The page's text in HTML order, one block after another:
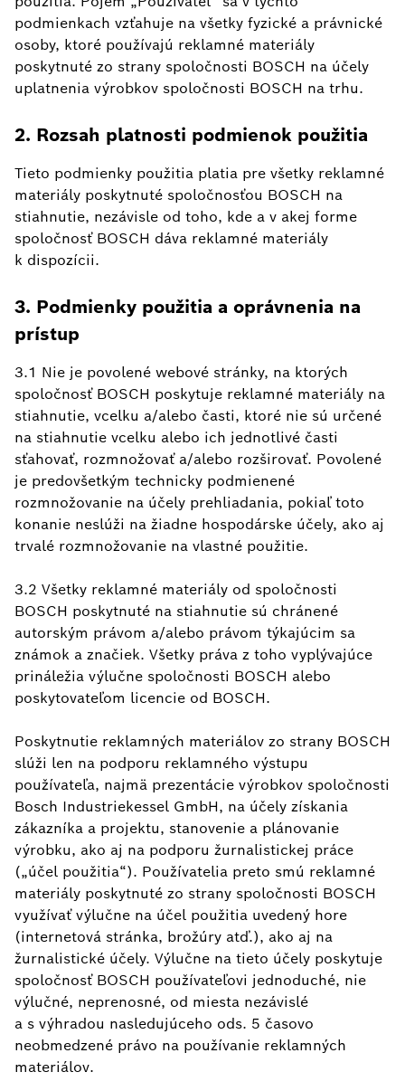
podmienkach vzťahuje na všetky fyzické a právnické
osoby, ktoré používajú reklamné materiály
poskytnuté zo strany spoločnosti BOSCH na účely
uplatnenia výrobkov spoločnosti BOSCH na trhu.
2. Rozsah platnosti podmienok použitia
Tieto podmienky použitia platia pre všetky reklamné
materiály poskytnuté spoločnosťou BOSCH na
stiahnutie, nezávisle od toho, kde a v akej forme
spoločnosť BOSCH dáva reklamné materiály
k dispozícii.
3. Podmienky použitia a oprávnenia na
prístup
3.1 Nie je povolené webové stránky, na ktorých
spoločnosť BOSCH poskytuje reklamné materiály na
stiahnutie, vcelku a/alebo časti, ktoré nie sú určené
na stiahnutie vcelku alebo ich jednotlivé časti
sťahovať, rozmnožovať a/alebo rozširovať. Povolené
je predovšetkým technicky podmienené
rozmnožovanie na účely prehliadania, pokiaľ toto
konanie neslúži na žiadne hospodárske účely, ako aj
trvalé rozmnožovanie na vlastné použitie.
3.2 Všetky reklamné materiály od spoločnosti
BOSCH poskytnuté na stiahnutie sú chránené
autorským právom a/alebo právom týkajúcim sa
známok a značiek. Všetky práva z toho vyplývajúce
prináležia výlučne spoločnosti BOSCH alebo
poskytovateľom licencie od BOSCH.
Poskytnutie reklamných materiálov zo strany BOSCH
slúži len na podporu reklamného výstupu
používateľa, najmä prezentácie výrobkov spoločnosti
Bosch Industriekessel GmbH, na účely získania
zákazníka a projektu, stanovenie a plánovanie
výrobku, ako aj na podporu žurnalistickej práce
(„účel použitia“). Používatelia preto smú reklamné
materiály poskytnuté zo strany spoločnosti BOSCH
využívať výlučne na účel použitia uvedený hore
(internetová stránka, brožúry atď.), ako aj na
žurnalistické účely. Výlučne na tieto účely poskytuje
spoločnosť BOSCH používateľovi jednoduché, nie
výlučné, neprenosné, od miesta nezávislé
a s výhradou nasledujúceho ods. 5 časovo
neobmedzené právo na používanie reklamných
materiálov.